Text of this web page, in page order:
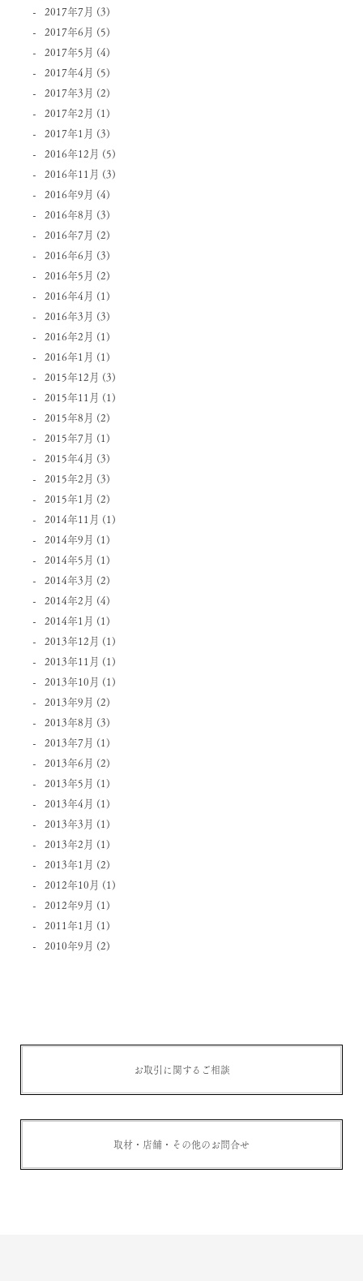
2017年7月 (3)
2017年6月 (5)
2017年5月 (4)
2017年4月 (5)
2017年3月 (2)
2017年2月 (1)
2017年1月 (3)
2016年12月 (5)
2016年11月 (3)
2016年9月 (4)
2016年8月 (3)
2016年7月 (2)
2016年6月 (3)
2016年5月 (2)
2016年4月 (1)
2016年3月 (3)
2016年2月 (1)
2016年1月 (1)
2015年12月 (3)
2015年11月 (1)
2015年8月 (2)
2015年7月 (1)
2015年4月 (3)
2015年2月 (3)
2015年1月 (2)
2014年11月 (1)
2014年9月 (1)
2014年5月 (1)
2014年3月 (2)
2014年2月 (4)
2014年1月 (1)
2013年12月 (1)
2013年11月 (1)
2013年10月 (1)
2013年9月 (2)
2013年8月 (3)
2013年7月 (1)
2013年6月 (2)
2013年5月 (1)
2013年4月 (1)
2013年3月 (1)
2013年2月 (1)
2013年1月 (2)
2012年10月 (1)
2012年9月 (1)
2011年1月 (1)
2010年9月 (2)
お取引に関するご相談
取材・店舗・その他のお問合せ